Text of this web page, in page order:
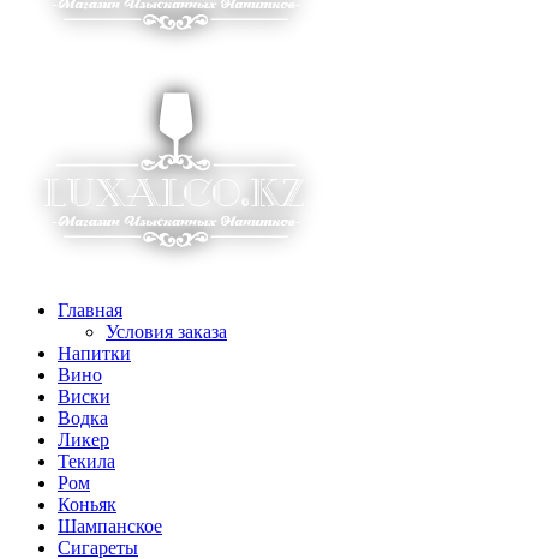
Главная
Условия заказа
Напитки
Вино
Виски
Водка
Ликер
Текила
Ром
Коньяк
Шампанское
Сигареты